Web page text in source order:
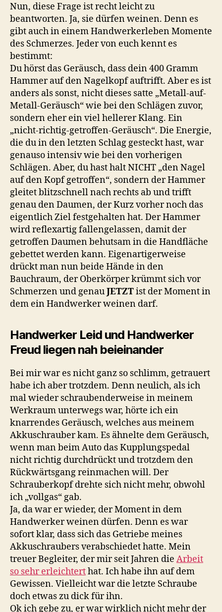
Nun, diese Frage ist recht leicht zu
beantworten. Ja, sie dürfen weinen. Denn es
gibt auch in einem Handwerkerleben Momente
des Schmerzes. Jeder von euch kennt es
bestimmt:
Du hörst das Geräusch, dass dein 400 Gramm
Hammer auf den Nagelkopf auftrifft. Aber es ist
anders als sonst, nicht dieses satte „Metall-auf-
Metall-Geräusch“ wie bei den Schlägen zuvor,
sondern eher ein viel hellerer Klang. Ein
„nicht-richtig-getroffen-Geräusch“. Die Energie,
die du in den letzten Schlag gesteckt hast, war
genauso intensiv wie bei den vorherigen
Schlägen. Aber, du hast halt NICHT „den Nagel
auf den Kopf getroffen“, sondern der Hammer
gleitet blitzschnell nach rechts ab und trifft
genau den Daumen, der Kurz vorher noch das
eigentlich Ziel festgehalten hat. Der Hammer
wird reflexartig fallengelassen, damit der
getroffen Daumen behutsam in die Handfläche
gebettet werden kann. Eigenartigerweise
drückt man nun beide Hände in den
Bauchraum, der Oberkörper krümmt sich vor
Schmerzen und genauJETZTist der Moment in
dem ein Handwerker weinen darf.
Handwerker Leid und Handwerker
Freud liegen nah beieinander
Bei mir war es nicht ganz so schlimm, getrauert
habe ich aber trotzdem. Denn neulich, als ich
mal wieder schraubenderweise in meinem
Werkraum unterwegs war, hörte ich ein
knarrendes Geräusch, welches aus meinem
Akkuschrauber kam. Es ähnelte dem Geräusch,
wenn man beim Auto das Kupplungspedal
nicht richtig durchdrückt und trotzdem den
Rückwärtsgang reinmachen will. Der
Schrauberkopf drehte sich nicht mehr, obwohl
ich „vollgas“ gab.
Ja, da war er wieder, der Moment in dem
Handwerker weinen dürfen. Denn es war
sofort klar, dass sich das Getriebe meines
Akkuschraubers verabschiedet hatte. Mein
treuer Begleiter, der mir seit Jahren die Arbeit
so sehr erleichterthat. Ich habe ihn auf dem
Gewissen. Vielleicht war die letzte Schraube
doch etwas zu dick für ihn.
Ok ich gebe zu, er war wirklich nicht mehr der